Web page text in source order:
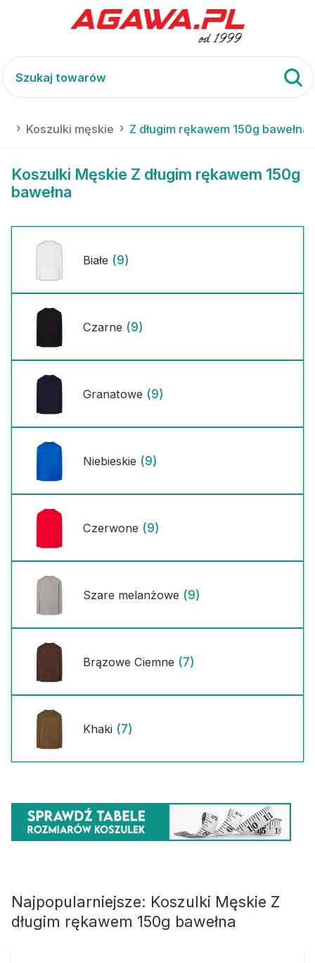
Koszulki męskie Z długim rękawem 150g bawełna
Koszulki Męskie Z długim rękawem 150g
bawełna
Białe (9)
Czarne (9)
Granatowe (9)
Niebieskie (9)
Czerwone (9)
Szare melanżowe (9)
Brązowe Ciemne (7)
Khaki (7)
Najpopularniejsze: Koszulki Męskie Z
długim rękawem 150g bawełna